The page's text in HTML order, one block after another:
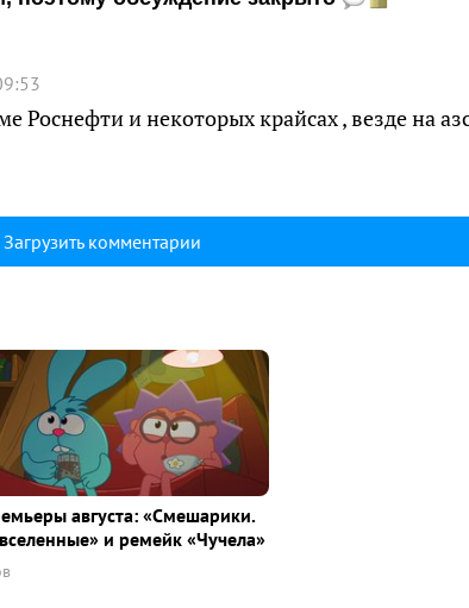
Роснефти и некоторых крайсах , везде на
Загрузить комментарии
августа: «Смешарики.
и ремейк «Чучела»